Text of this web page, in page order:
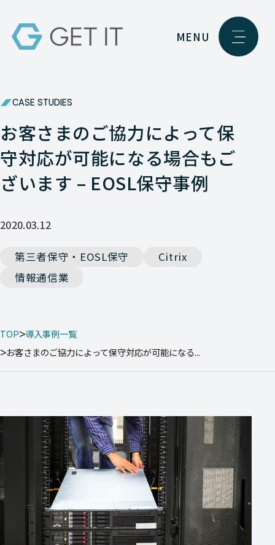
MENU
CASE STUDIES
お客さまのご協力によって保
守対応が可能になる場合もご
ざいます – EOSL保守事例
2020.03.12
第三者保守・EOSL保守
Citrix
情報通信業
TOP 導入事例一覧
お客さまのご協力によって保守対応が可能になる...